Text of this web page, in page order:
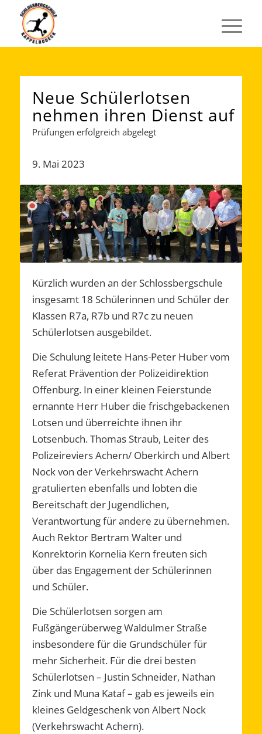
Neue Schülerlotsen
nehmen ihren Dienst auf
Prüfungen erfolgreich abgelegt
9. Mai 2023
Kürzlich wurden an der Schlossbergschule
insgesamt 18 Schülerinnen und Schüler der
Klassen R7a, R7b und R7c zu neuen
Schülerlotsen ausgebildet.
Die Schulung leitete Hans-Peter Huber vom
Referat Prävention der Polizeidirektion
Offenburg. In einer kleinen Feierstunde
ernannte Herr Huber die frischgebackenen
Lotsen und überreichte ihnen ihr
Lotsenbuch. Thomas Straub, Leiter des
Polizeireviers Achern/ Oberkirch und Albert
Nock von der Verkehrswacht Achern
gratulierten ebenfalls und lobten die
Bereitschaft der Jugendlichen,
Verantwortung für andere zu übernehmen.
Auch Rektor Bertram Walter und
Konrektorin Kornelia Kern freuten sich
über das Engagement der Schülerinnen
und Schüler.
Die Schülerlotsen sorgen am
Fußgängerüberweg Waldulmer Straße
insbesondere für die Grundschüler für
mehr Sicherheit. Für die drei besten
Schülerlotsen – Justin Schneider, Nathan
Zink und Muna Kataf – gab es jeweils ein
kleines Geldgeschenk von Albert Nock
(Verkehrswacht Achern).